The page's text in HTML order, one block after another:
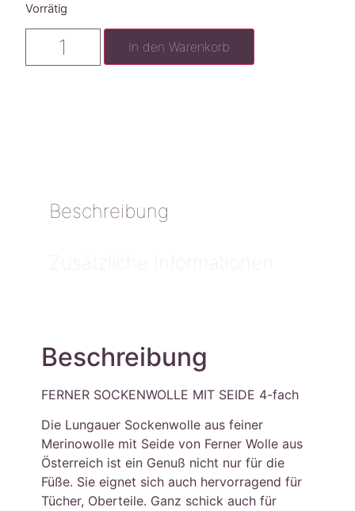
Vorrätig
In den Warenkorb
Beschreibung
Zusätzliche Informationen
Beschreibung
FERNER SOCKENWOLLE MIT SEIDE 4-fach
Die Lungauer Sockenwolle aus feiner
Merinowolle mit Seide von Ferner Wolle aus
Österreich ist ein Genuß nicht nur für die
Füße. Sie eignet sich auch hervorragend für
Tücher, Oberteile. Ganz schick auch für